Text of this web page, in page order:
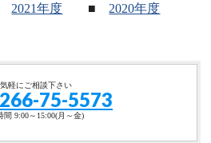
2021年度 ■ 2020年度
軽にご相談下さい
75-5573
間 9:00～15:00(月～金)